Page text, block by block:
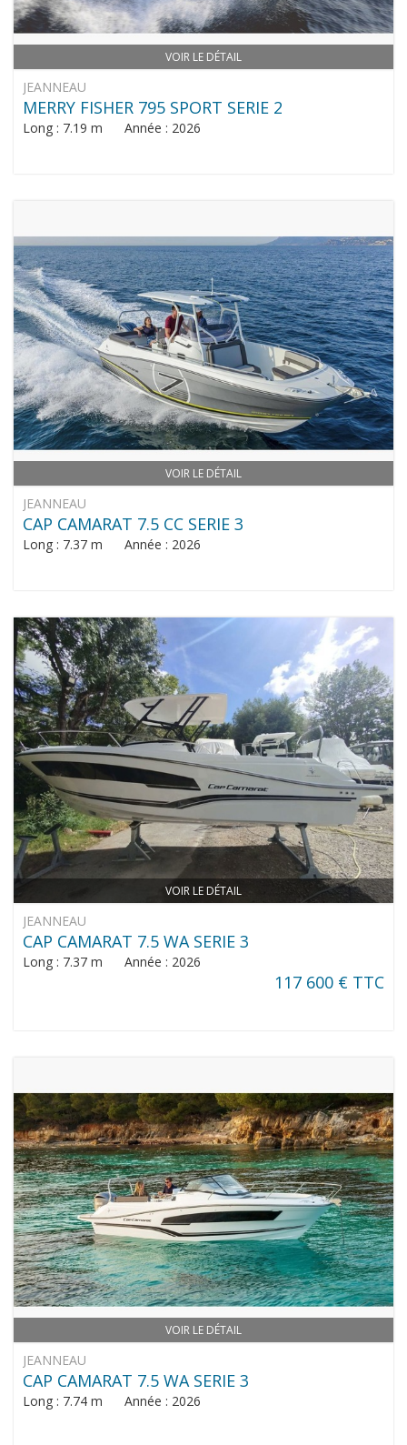
VOIR LE DÉTAIL
JEANNEAU
MERRY FISHER 795 SPORT SERIE 2
Long : 7.19 m Année : 2026
VOIR LE DÉTAIL
JEANNEAU
CAP CAMARAT 7.5 CC SERIE 3
Long : 7.37 m Année : 2026
VOIR LE DÉTAIL
JEANNEAU
CAP CAMARAT 7.5 WA SERIE 3
Long : 7.37 m Année : 2026
117 600 € TTC
VOIR LE DÉTAIL
JEANNEAU
CAP CAMARAT 7.5 WA SERIE 3
Long : 7.74 m Année : 2026